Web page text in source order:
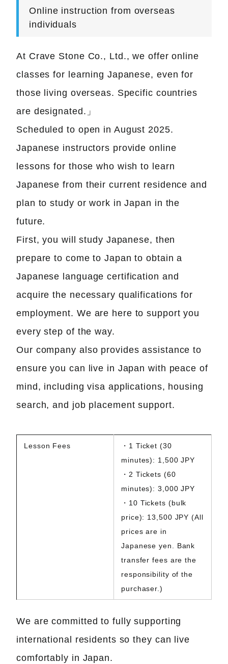
Online instruction from overseas
individuals
At Crave Stone Co., Ltd., we offer online
classes for learning Japanese, even for
those living overseas. Specific countries
are designated.」
Scheduled to open in August 2025.
Japanese instructors provide online
lessons for those who wish to learn
Japanese from their current residence and
plan to study or work in Japan in the
future.
First, you will study Japanese, then
prepare to come to Japan to obtain a
Japanese language certification and
acquire the necessary qualifications for
employment. We are here to support you
every step of the way.
Our company also provides assistance to
ensure you can live in Japan with peace of
mind, including visa applications, housing
search, and job placement support.
Lesson Fees
・1 Ticket (30
minutes): 1,500 JPY
・2 Tickets (60
minutes): 3,000 JPY
・10 Tickets (bulk
price): 13,500 JPY (All
prices are in
Japanese yen. Bank
transfer fees are the
responsibility of the
purchaser.)
We are committed to fully supporting
international residents so they can live
comfortably in Japan.